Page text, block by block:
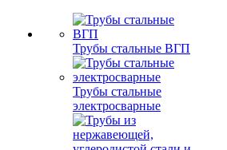
Трубы стальные ВГП
Трубы стальные
электросварные